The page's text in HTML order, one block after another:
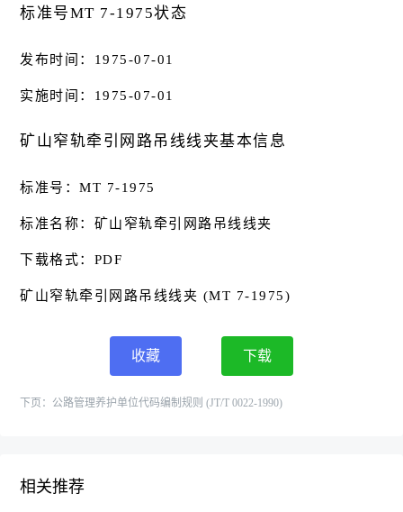
标准号MT 7-1975状态
发布时间：1975-07-01
实施时间：1975-07-01
矿山窄轨牵引网路吊线线夹基本信息
标准号：MT 7-1975
标准名称：矿山窄轨牵引网路吊线线夹
下载格式：PDF
矿山窄轨牵引网路吊线线夹 (MT 7-1975)
收藏 下载
下页： 公路管理养护单位代码编制规则 (JT/T 0022-1990)
相关推荐